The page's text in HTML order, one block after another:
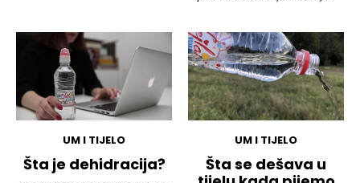
UM I TIJELO
Šta je dehidracija?
UM I TIJELO
Šta se dešava u